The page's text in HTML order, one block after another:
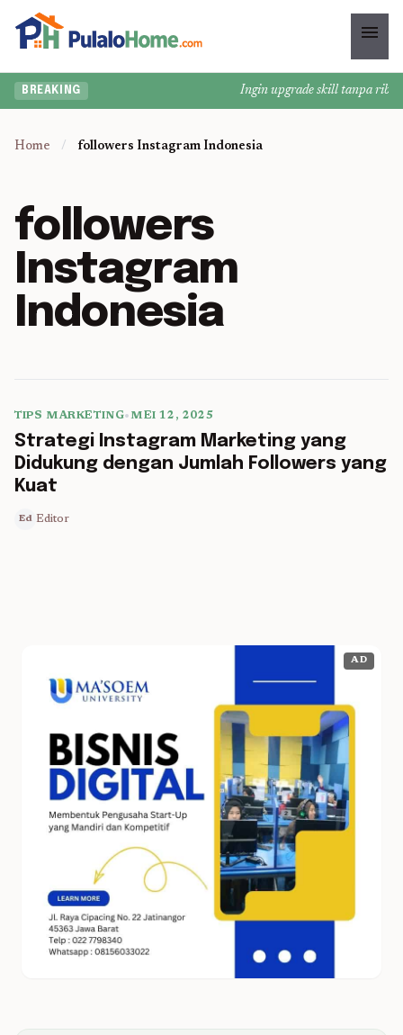
menu
BREAKING Ingin upgrade skill tanpa
Home / followers Instagram Indonesia
followers
Instagram
Indonesia
TIPS MARKETING•MEI 12, 2025
Strategi Instagram Marketing yang
Didukung dengan Jumlah Followers yang
Kuat
Ed Editor
AD